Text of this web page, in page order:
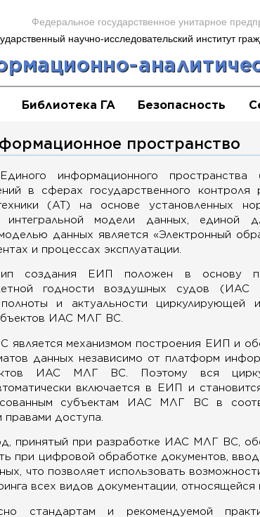
Федеральное государственное унитарное
научно-исследовательский институт
Библиотека ГА Безопасность
пространство
информационного
в сферах государственного контроля
(АТ) на основе установленных
интегральной модели данных, единой
данных является «Электронный
и процессах эксплуатации.
создания ЕИП положен в основу
годности воздушных судов
полноты и актуальности
ИАС МЛГ ВС.
механизмом построения ЕИП и
данных независимо от платформ
ИАС МЛГ ВС. Поэтому вся
включается в ЕИП и
субъектам ИАС МЛГ ВС в
доступа.
принятый при разработке ИАС МЛГ ВС,
при цифровой обработке документов,
что позволяет использовать
всех видов документации, относящейся
стандартам и рекомендуемой